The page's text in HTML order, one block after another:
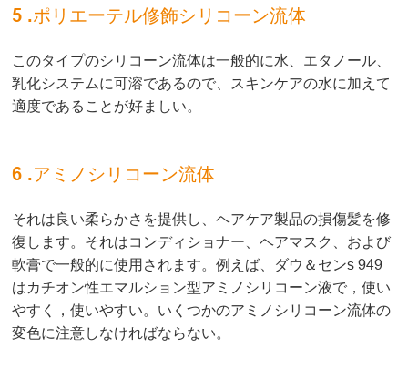
5 .ポリエーテル修飾シリコーン流体
このタイプのシリコーン流体は一般的に水、エタノール、
乳化システムに可溶であるので、スキンケアの水に加えて
適度であることが好ましい。
6 .アミノシリコーン流体
それは良い柔らかさを提供し、ヘアケア製品の損傷髪を修
復します。それはコンディショナー、ヘアマスク、および
軟膏で一般的に使用されます。例えば、ダウ＆センs 949
はカチオン性エマルション型アミノシリコーン液で，使い
やすく，使いやすい。いくつかのアミノシリコーン流体の
変色に注意しなければならない。